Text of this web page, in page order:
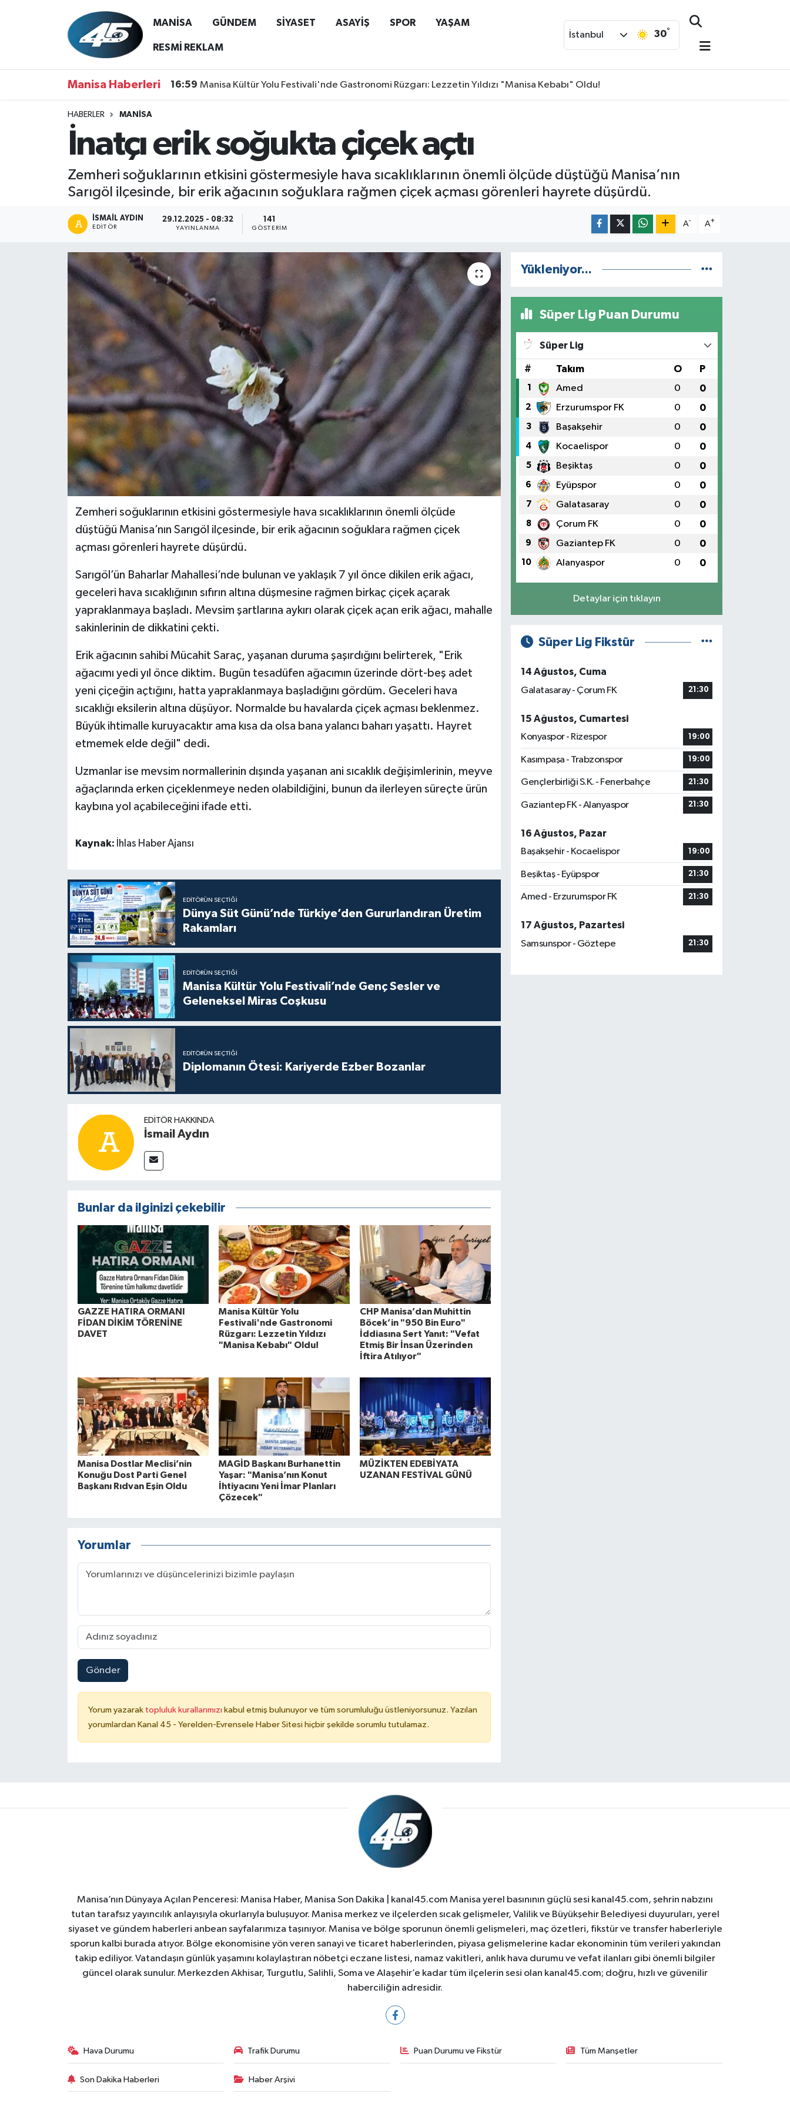
MANİSA GÜNDEM SİYASET ASAYİŞ SPOR YAŞAM
RESMİ REKLAM
İstanbul 30°
Manisa Haberleri 16:59 Manisa Kültür Yolu Festivali'nde Gastronomi Rüzgarı: Lezzetin Yıldızı "Manisa Kebabı" Oldu!
HABERLER MANİSA
İnatçı erik soğukta çiçek açtı
Zemheri soğuklarının etkisini göstermesiyle hava sıcaklıklarının önemli ölçüde düştüğü Manisa’nın
Sarıgöl ilçesinde, bir erik ağacının soğuklara rağmen çiçek açması görenleri hayrete düşürdü.
İSMAIL AYDIN
EDITÖR
29.12.2025 - 08:32
YAYINLANMA
141
GÖSTERIM
A- A+
Zemheri soğuklarının etkisini göstermesiyle hava sıcaklıklarının önemli ölçüde
düştüğü Manisa’nın Sarıgöl ilçesinde, bir erik ağacının soğuklara rağmen çiçek
açması görenleri hayrete düşürdü.
Sarıgöl’ün Baharlar Mahallesi’nde bulunan ve yaklaşık 7 yıl önce dikilen erik ağacı,
geceleri hava sıcaklığının sıfırın altına düşmesine rağmen birkaç çiçek açarak
yapraklanmaya başladı. Mevsim şartlarına aykırı olarak çiçek açan erik ağacı, mahalle
sakinlerinin de dikkatini çekti.
Erik ağacının sahibi Mücahit Saraç, yaşanan duruma şaşırdığını belirterek, "Erik
ağacımı yedi yıl önce diktim. Bugün tesadüfen ağacımın üzerinde dört-beş adet
yeni çiçeğin açtığını, hatta yapraklanmaya başladığını gördüm. Geceleri hava
sıcaklığı eksilerin altına düşüyor. Normalde bu havalarda çiçek açması beklenmez.
Büyük ihtimalle kuruyacaktır ama kısa da olsa bana yalancı baharı yaşattı. Hayret
etmemek elde değil" dedi.
Uzmanlar ise mevsim normallerinin dışında yaşanan ani sıcaklık değişimlerinin, meyve
ağaçlarında erken çiçeklenmeye neden olabildiğini, bunun da ilerleyen süreçte ürün
kaybına yol açabileceğini ifade etti.
Kaynak: İhlas Haber Ajansı
EDITÖRÜN SEÇTIĞI
Dünya Süt Günü’nde Türkiye’den Gururlandıran Üretim
Rakamları
EDITÖRÜN SEÇTIĞI
Manisa Kültür Yolu Festivali’nde Genç Sesler ve
Geleneksel Miras Coşkusu
EDITÖRÜN SEÇTIĞI
Diplomanın Ötesi: Kariyerde Ezber Bozanlar
EDITÖR HAKKINDA
İsmail Aydın
Bunlar da ilginizi çekebilir
GAZZE HATIRA ORMANI
FİDAN DİKİM TÖRENİNE
DAVET
Manisa Kültür Yolu
Festivali'nde Gastronomi
Rüzgarı: Lezzetin Yıldızı
"Manisa Kebabı" Oldu!
CHP Manisa’dan Muhittin
Böcek’in "950 Bin Euro"
İddiasına Sert Yanıt: "Vefat
Etmiş Bir İnsan Üzerinden
İftira Atılıyor"
Manisa Dostlar Meclisi’nin
Konuğu Dost Parti Genel
Başkanı Rıdvan Eşin Oldu
MAGİD Başkanı Burhanettin
Yaşar: "Manisa’nın Konut
İhtiyacını Yeni İmar Planları
Çözecek"
MÜZİKTEN EDEBİYATA
UZANAN FESTİVAL GÜNÜ
Yorumlar
Gönder
Yorum yazarak topluluk kurallarımızı kabul etmiş bulunuyor ve tüm sorumluluğu üstleniyorsunuz. Yazılan
yorumlardan Kanal 45 - Yerelden-Evrensele Haber Sitesi hiçbir şekilde sorumlu tutulamaz.
Yükleniyor...
Süper Lig Puan Durumu
Süper Lig
# Takım O P
1 Amed 0 0
2 Erzurumspor FK 0 0
3 Başakşehir 0 0
4 Kocaelispor 0 0
5 Beşiktaş 0 0
6 Eyüpspor 0 0
7 Galatasaray 0 0
8 Çorum FK 0 0
9 Gaziantep FK 0 0
10 Alanyaspor 0 0
Detaylar için tıklayın
Süper Lig Fikstür
14 Ağustos, Cuma
Galatasaray - Çorum FK
21:30
15 Ağustos, Cumartesi
Konyaspor - Rizespor
19:00
Kasımpaşa - Trabzonspor 19:00
Gençlerbirliği S.K. - Fenerbahçe 21:30
Gaziantep FK - Alanyaspor 21:30
16 Ağustos, Pazar
Başakşehir - Kocaelispor
19:00
Beşiktaş - Eyüpspor 21:30
Amed - Erzurumspor FK 21:30
17 Ağustos, Pazartesi
Samsunspor - Göztepe
21:30
Manisa’nın Dünyaya Açılan Penceresi: Manisa Haber, Manisa Son Dakika | kanal45.com Manisa yerel basınının güçlü sesi kanal45.com, şehrin nabzını
tutan tarafsız yayıncılık anlayışıyla okurlarıyla buluşuyor. Manisa merkez ve ilçelerden sıcak gelişmeler, Valilik ve Büyükşehir Belediyesi duyuruları, yerel
siyaset ve gündem haberleri anbean sayfalarımıza taşınıyor. Manisa ve bölge sporunun önemli gelişmeleri, maç özetleri, fikstür ve transfer haberleriyle
sporun kalbi burada atıyor. Bölge ekonomisine yön veren sanayi ve ticaret haberlerinden, piyasa gelişmelerine kadar ekonominin tüm verileri yakından
takip ediliyor. Vatandaşın günlük yaşamını kolaylaştıran nöbetçi eczane listesi, namaz vakitleri, anlık hava durumu ve vefat ilanları gibi önemli bilgiler
güncel olarak sunulur. Merkezden Akhisar, Turgutlu, Salihli, Soma ve Alaşehir’e kadar tüm ilçelerin sesi olan kanal45.com; doğru, hızlı ve güvenilir
haberciliğin adresidir.
Hava Durumu Trafik Durumu Puan Durumu ve Fikstür Tüm Manşetler
Son Dakika Haberleri Haber Arşivi
MANİSA
RESMİ REKLAM
Hava Durumu
Haber Arşivi